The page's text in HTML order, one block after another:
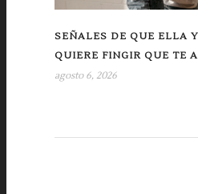
SEÑALES DE QUE ELLA
QUIERE FINGIR QUE TE
agosto 6, 2026